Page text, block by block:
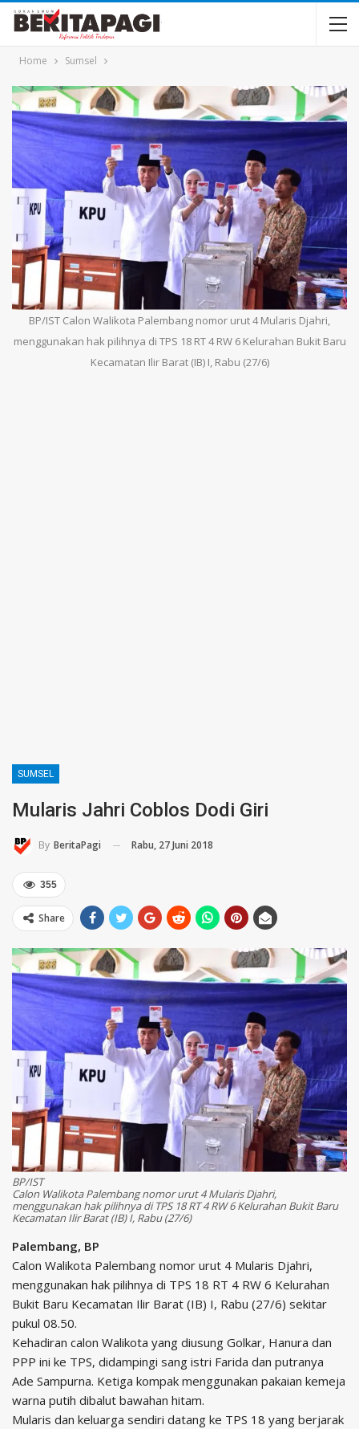
Home Sumsel
BP/IST Calon Walikota Palembang nomor urut 4 Mularis Djahri,
menggunakan hak pilihnya di TPS 18 RT 4 RW 6 Kelurahan Bukit Baru
Kecamatan Ilir Barat (IB) I, Rabu (27/6)
SUMSEL
Mularis Jahri Coblos Dodi Giri
By BeritaPagi Rabu, 27 Juni 2018
355
Share
BP/IST
Calon Walikota Palembang nomor urut 4 Mularis Djahri,
menggunakan hak pilihnya di TPS 18 RT 4 RW 6 Kelurahan Bukit Baru
Kecamatan Ilir Barat (IB) I, Rabu (27/6)
Palembang, BP
Calon Walikota Palembang nomor urut 4 Mularis Djahri,
menggunakan hak pilihnya di TPS 18 RT 4 RW 6 Kelurahan
Bukit Baru Kecamatan Ilir Barat (IB) I, Rabu (27/6) sekitar
pukul 08.50.
Kehadiran calon Walikota yang diusung Golkar, Hanura dan
PPP ini ke TPS, didampingi sang istri Farida dan putranya
Ade Sampurna. Ketiga kompak menggunakan pakaian kemeja
warna putih dibalut bawahan hitam.
Mularis dan keluarga sendiri datang ke TPS 18 yang berjarak